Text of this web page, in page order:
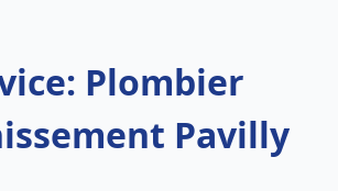
Plombier
Pavilly